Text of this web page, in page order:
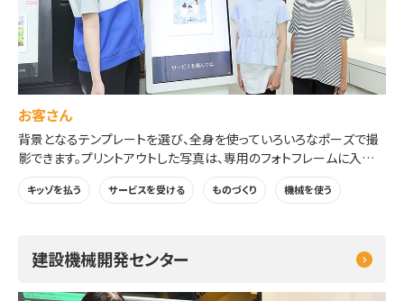
お客さん
背景となるテンプレートを選び、全身を使っていろいろなポーズで撮
影できます。プリントアウトした写真は、専用のフォトフレームに入れて
持ち帰れます。
キッゾを払う サービスを受ける ものづくり 機械を使う
建設機械開発センター